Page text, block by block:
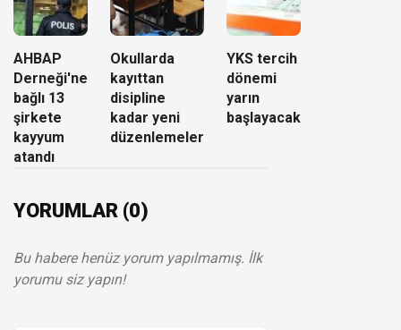
AHBAP
Derneği'ne
bağlı 13
şirkete
kayyum
atandı
Okullarda
kayıttan
disipline
kadar yeni
düzenlemeler
YKS tercih
dönemi
yarın
başlayacak
YORUMLAR (0)
Bu habere henüz yorum yapılmamış. İlk
yorumu siz yapın!